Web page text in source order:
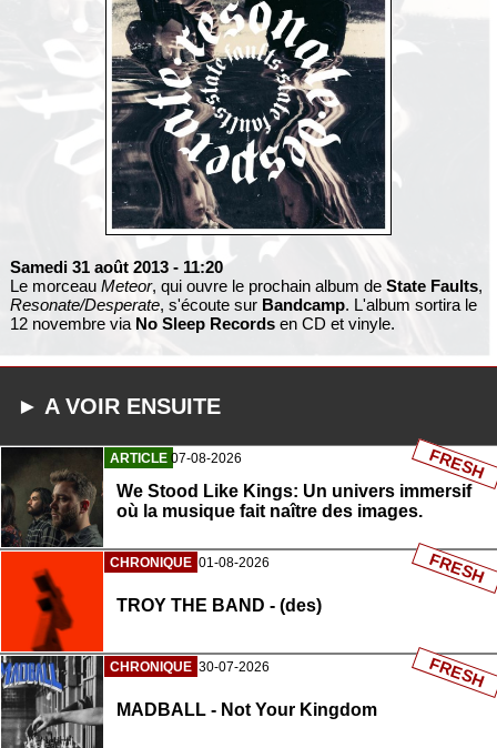
Samedi 31 août 2013 - 11:20
Le morceau Meteor, qui ouvre le prochain album de State Faults,
Resonate/Desperate, s'écoute sur Bandcamp. L'album sortira le
12 novembre via No Sleep Recordsen CD et vinyle.
► A VOIR ENSUITE
ARTICLE 07-08-2026
We Stood Like Kings: Un univers immersif
où la musique fait naître des images.
FRESH
CHRONIQUE 01-08-2026
TROY THE BAND - (des)
FRESH
CHRONIQUE 30-07-2026
MADBALL - Not Your Kingdom
FRESH